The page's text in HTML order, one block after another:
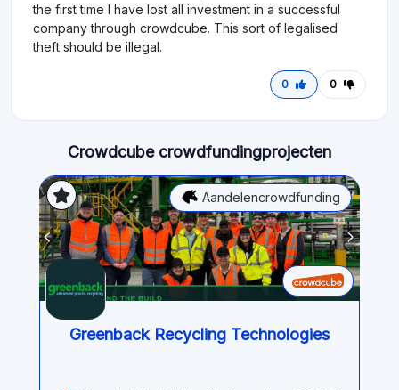
the first time I have lost all investment in a successful
company through crowdcube. This sort of legalised
theft should be illegal.
0 0
Crowdcube crowdfundingprojecten
Aandelencrowdfunding
Greenback Recycling Technologies